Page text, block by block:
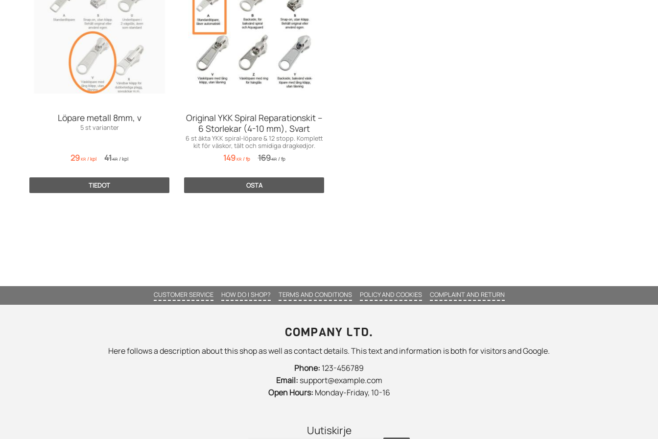
Löpare metall 8mm, v
5 st varianter
29KR /kpl 41KR /kpl
TIEDOT
Original YKK Spiral Reparationskit –
6 Storlekar (4-10 mm), Svart
6 st äkta YKK spiral-löpare & 12 stopp. Komplett
kit för väskor, tält och smidiga dragkedjor.
149KR /fp 169KR /fp
OSTA
CUSTOMER SERVICE HOW DO I SHOP? TERMS AND CONDITIONS POLICY AND COOKIES COMPLAINT AND RETURN
COMPANY LTD.
Here follows a description about this shop as well as contact details. This text and information is both for visitors and Google.
Phone: 123-456789
Email: support@example.com
Open Hours: Monday-Friday, 10-16
Uutiskirje